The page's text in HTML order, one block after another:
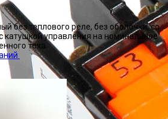
без теплового реле, без оболочки, со
катушкой управления на номинальное
тока.